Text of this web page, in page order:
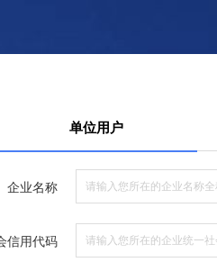
单位用户
企业名称
信用代码